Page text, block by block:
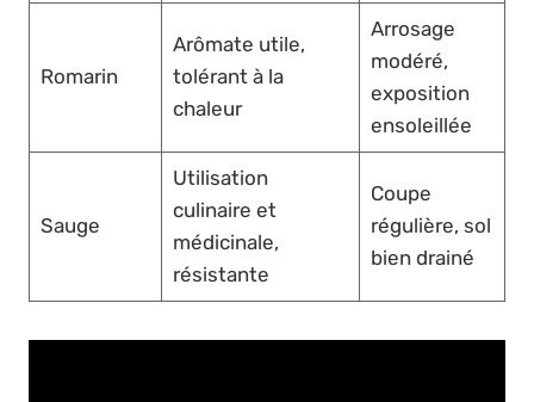
Romarin
Arômate utile,
tolérant à la
chaleur
Arrosage
modéré,
exposition
ensoleillée
Sauge
Utilisation
culinaire et
médicinale,
résistante
Coupe
régulière, sol
bien drainé